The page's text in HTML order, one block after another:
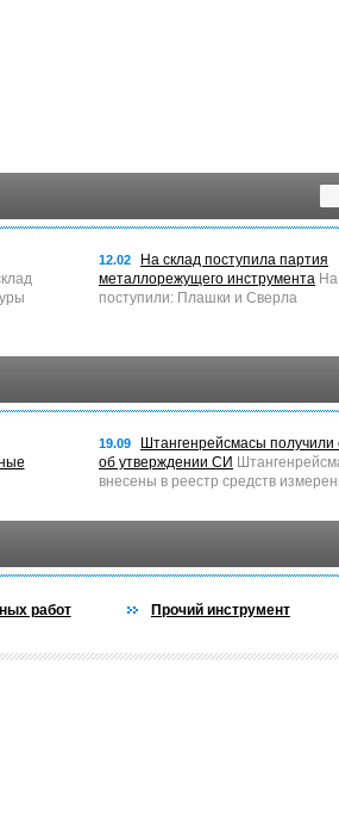
12.02
На склад поступила партия
металлорежущего инструмента
поступили: Плашки и Сверла
19.09
Штангенрейсмасы получили
об утверждении СИ
внесены в реестр средств
работ Прочий инструмент